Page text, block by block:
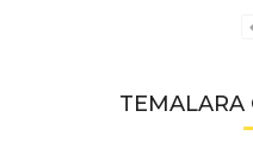
TEMALARA